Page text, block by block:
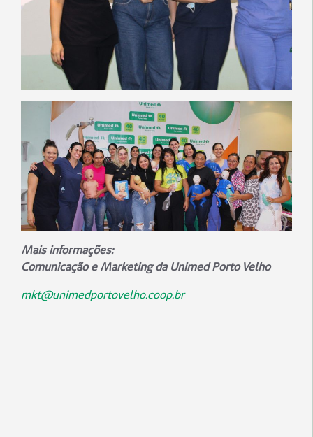
Mais informações:
Comunicação e Marketing da Unimed Porto Velho
mkt@unimedportovelho.coop.br